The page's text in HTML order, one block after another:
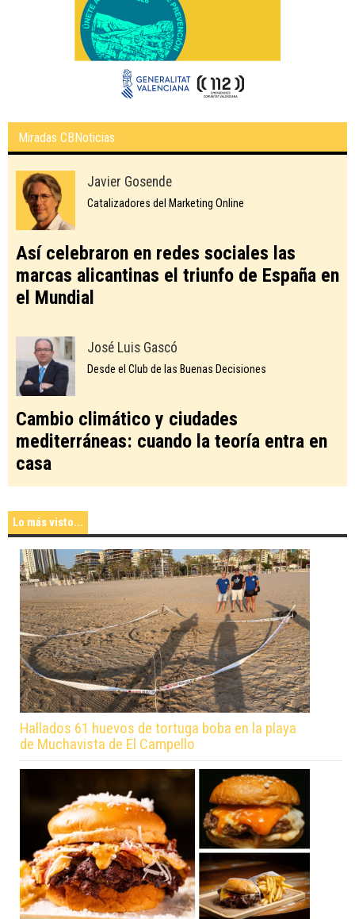
Miradas CBNoticias
Javier Gosende
Catalizadores del Marketing Online
Así celebraron en redes sociales las
marcas alicantinas el triunfo de España en
el Mundial
José Luis Gascó
Desde el Club de las Buenas Decisiones
Cambio climático y ciudades
mediterráneas: cuando la teoría entra en
casa
Lo más visto...
Hallados 61 huevos de tortuga boba en la playa
de Muchavista de El Campello